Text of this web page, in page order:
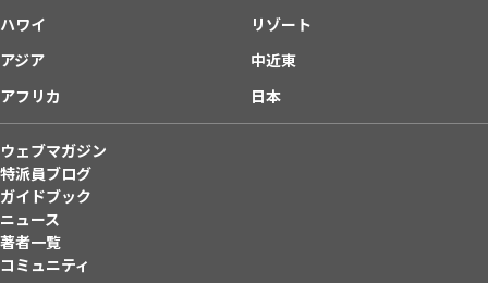
ハワイ
リゾート
アジア
中近東
アフリカ
日本
ウェブマガジン
特派員ブログ
ガイドブック
ニュース
著者一覧
コミュニティ